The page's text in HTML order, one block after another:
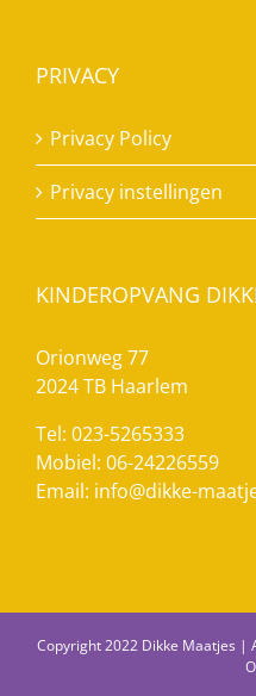
PRIVACY
Privacy Policy
Privacy instellingen
KINDEROPVANG
Orionweg 77
2024 TB Haarlem
Tel: 023-5265333
Mobiel: 06-24226559
Email: info@dikke-
Copyright 2022 Dikke Maatjes |